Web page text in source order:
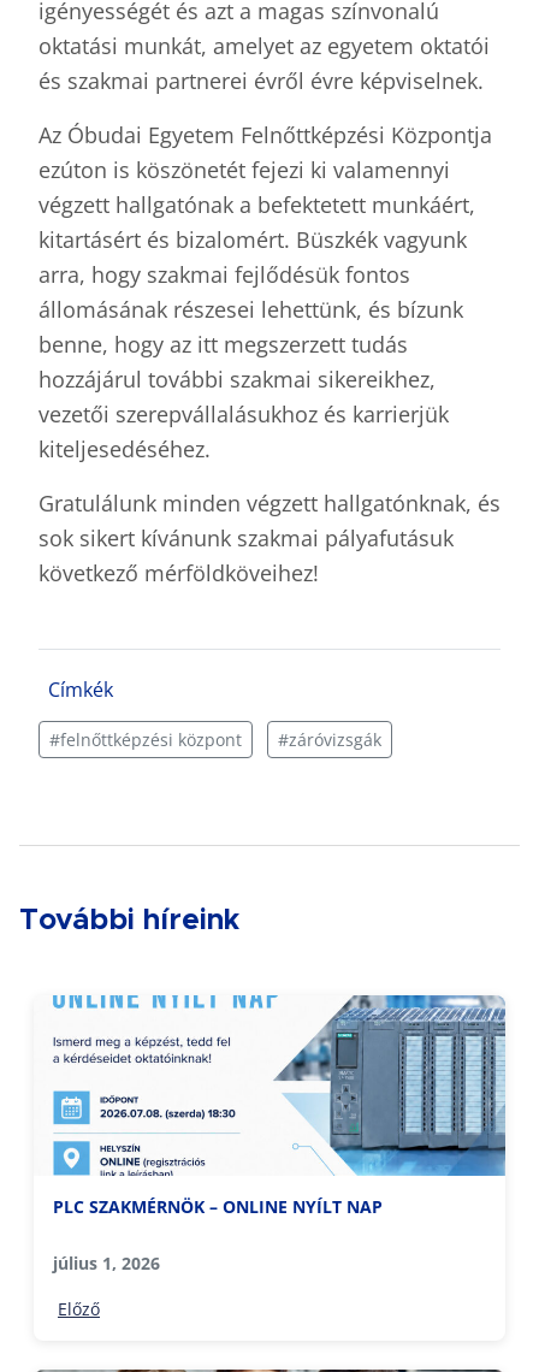
igényességét és azt a magas színvonalú
oktatási munkát, amelyet az egyetem oktatói
és szakmai partnerei évről évre képviselnek.
Az Óbudai Egyetem Felnőttképzési Központja
ezúton is köszönetét fejezi ki valamennyi
végzett hallgatónak a befektetett munkáért,
kitartásért és bizalomért. Büszkék vagyunk
arra, hogy szakmai fejlődésük fontos
állomásának részesei lehettünk, és bízunk
benne, hogy az itt megszerzett tudás
hozzájárul további szakmai sikereikhez,
vezetői szerepvállalásukhoz és karrierjük
kiteljesedéséhez.
Gratulálunk minden végzett hallgatónknak, és
sok sikert kívánunk szakmai pályafutásuk
következő mérföldköveihez!
Címkék
#felnőttképzési központ #záróvizsgák
További híreink
PLC SZAKMÉRNÖK – ONLINE NYÍLT NAP
július 1, 2026
Előző